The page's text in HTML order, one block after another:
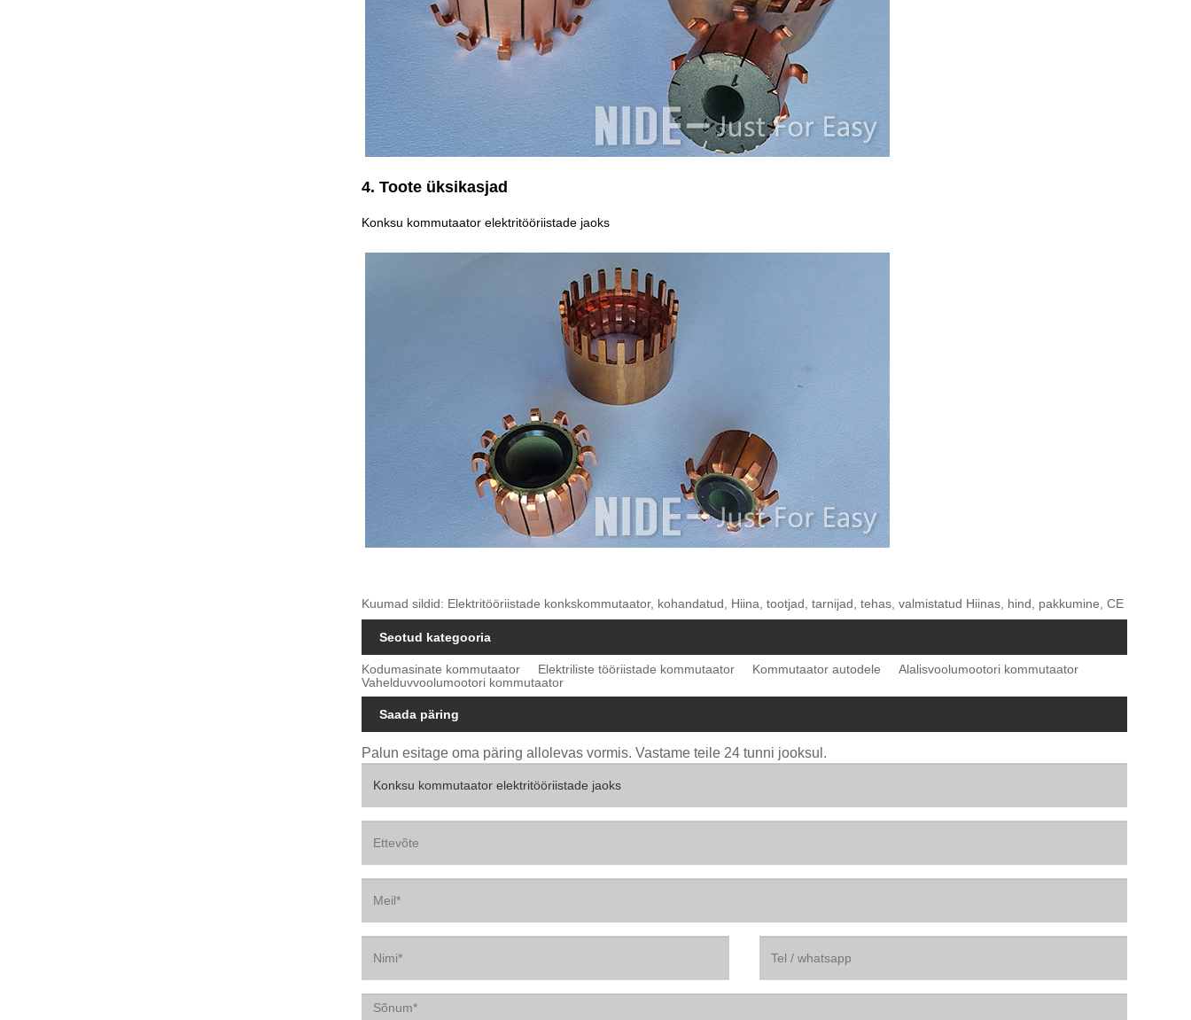
4. Toote üksikasjad
Konksu kommutaator elektritööriistade jaoks
Kuumad sildid: Elektritööriistade konkskommutaator, kohandatud, Hiina, tootjad, tarnijad, tehas, valmistatud Hiinas, hind, pakkumine, CE
Seotud kategooria
Kodumasinate kommutaator Elektriliste tööriistade kommutaator Kommutaator autodele
Alalisvoolumootori kommutaator
Vahelduvvoolumootori kommutaator
Saada päring
Palun esitage oma päring allolevas vormis. Vastame teile 24 tunni jooksul.